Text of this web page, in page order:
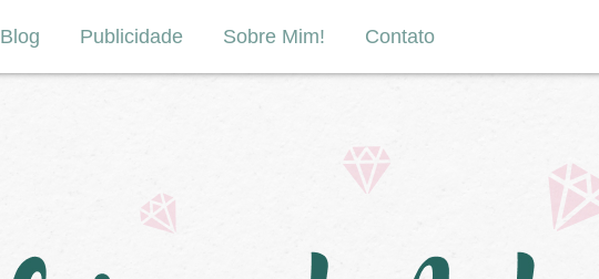
Blog Publicidade Sobre Mim! Contato